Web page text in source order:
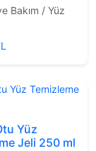
Bakım / Yüz
Yüz
Jeli 250 ml